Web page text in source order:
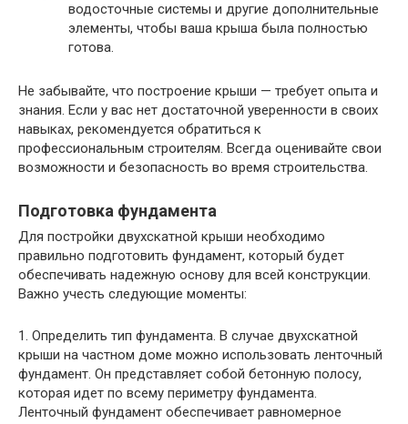
водосточные системы и другие дополнительные
элементы, чтобы ваша крыша была полностью
готова.
Не забывайте, что построение крыши — требует опыта и
знания. Если у вас нет достаточной уверенности в своих
навыках, рекомендуется обратиться к
профессиональным строителям. Всегда оценивайте свои
возможности и безопасность во время строительства.
Подготовка фундамента
Для постройки двухскатной крыши необходимо
правильно подготовить фундамент, который будет
обеспечивать надежную основу для всей конструкции.
Важно учесть следующие моменты:
1. Определить тип фундамента. В случае двухскатной
крыши на частном доме можно использовать ленточный
фундамент. Он представляет собой бетонную полосу,
которая идет по всему периметру фундамента.
Ленточный фундамент обеспечивает равномерное